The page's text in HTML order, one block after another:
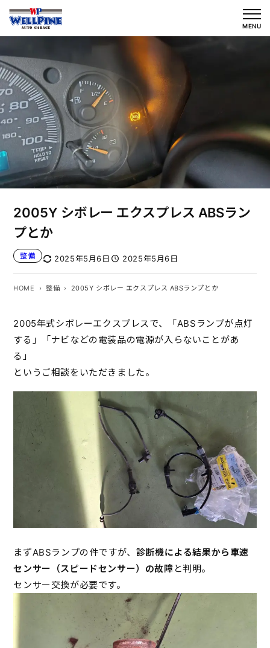
を
ス
キ
ッ
プ
MENU
2005Y シボレー エクスプレス ABSラン
プとか
整備 2025年5月6日 2025年5月6日
HOME 整備 2005Y シボレー エクスプレス ABSランプとか
2005年式シボレーエクスプレスで、「ABSランプが点灯
する」「ナビなどの電装品の電源が入らないことがあ
る」
というご相談をいただきました。
まずABSランプの件ですが、 診断機による結果から車速
センサー（スピードセンサー）の故障 と判明。
センサー交換が必要です。